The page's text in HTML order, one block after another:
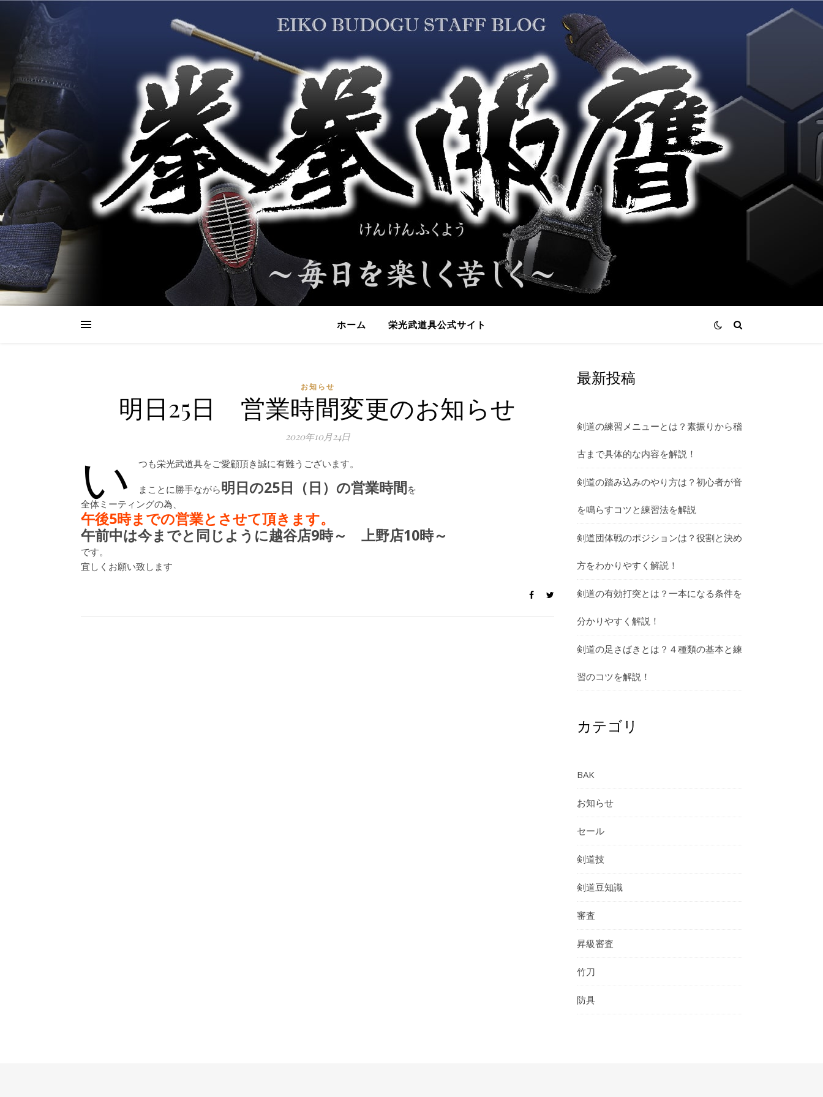
ホーム 栄光武道具公式サイト
お知らせ
明日25日 営業時間変更のお知らせ
2020年10月24日
い つも栄光武道具をご愛顧頂き誠に有難うございます。
まことに勝手ながら明日の25日（日）の営業時間を
全体ミーティングの為、
午後5時までの営業とさせて頂きます。
午前中は今までと同じように越谷店9時～ 上野店10時～
です。
宜しくお願い致します
最新投稿
剣道の練習メニューとは？素振りから稽
古まで具体的な内容を解説！
剣道の踏み込みのやり方は？初心者が音
を鳴らすコツと練習法を解説
剣道団体戦のポジションは？役割と決め
方をわかりやすく解説！
剣道の有効打突とは？一本になる条件を
分かりやすく解説！
剣道の足さばきとは？４種類の基本と練
習のコツを解説！
カテゴリ
BAK
お知らせ
セール
剣道技
剣道豆知識
審査
昇級審査
竹刀
防具